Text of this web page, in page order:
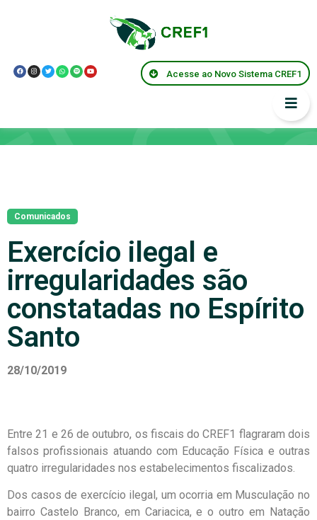
Acesse ao Novo Sistema CREF1
Comunicados
Exercício ilegal e
irregularidades são
constatadas no Espírito
Santo
28/10/2019
Entre 21 e 26 de outubro, os fiscais do CREF1 flagraram dois
falsos profissionais atuando com Educação Física e outras
quatro irregularidades nos estabelecimentos fiscalizados.
Dos casos de exercício ilegal, um ocorria em Musculação no
bairro Castelo Branco, em Cariacica, e o outro em Natação